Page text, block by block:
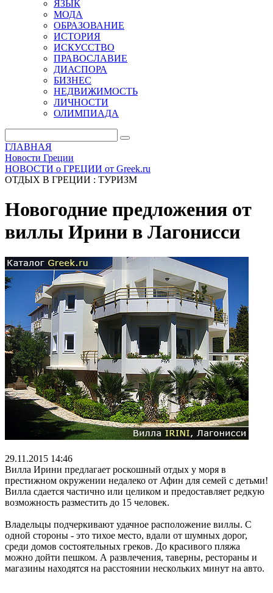
ЯЗЫК
МОДА
ОБРАЗОВАНИЕ
ИСТОРИЯ
ИСКУССТВО
ПРАВОСЛАВИЕ
ДИАСПОРА
БИЗНЕС
НЕДВИЖИМОСТЬ
ЛИЧНОСТИ
ОЛИМПИАДА
ГЛАВНАЯ
Новости Греции
НОВОСТИ о ГРЕЦИИ от Greek.ru
ОТДЫХ В ГРЕЦИИ : ТУРИЗМ
Новогодние предложения от
виллы Ирини в Лагонисси
29.11.2015 14:46
Вилла Ирини предлагает роскошный отдых у моря в
престижном окружении недалеко от Афин для семей с детьми!
Вилла сдается частично или целиком и предоставляет редкую
возможность разместить до 15 человек.
Владельцы подчеркивают удачное расположение виллы. С
одной стороны - это тихое место, вдали от шумных дорог,
среди домов состоятельных греков. До красивого пляжа
можно дойти пешком. А развлечения, таверны, рестораны и
магазины находятся на расстоянии нескольких минут на авто.